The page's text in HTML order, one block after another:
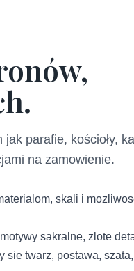
parafie, kościoły,
na zamowienie.
skali i
sakralne, zlote
twarz, postawa,